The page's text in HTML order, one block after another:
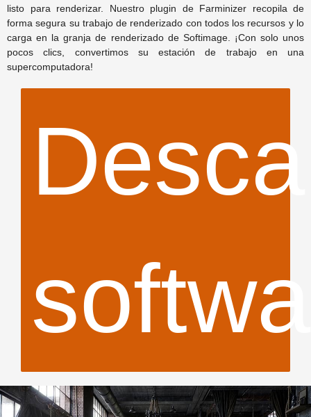
$
listo para renderizar. Nuestro plugin de Farminizer recopila de
forma segura su trabajo de renderizado con todos los recursos y lo
carga en la granja de renderizado de Softimage. ¡Con solo unos
pocos clics, convertimos su estación de trabajo en una
supercomputadora!